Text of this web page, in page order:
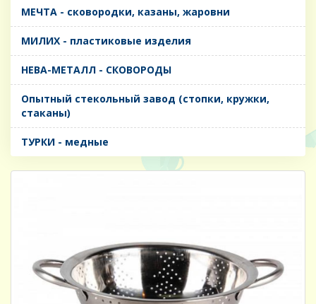
МЕЧТА - сковородки, казаны, жаровни
МИЛИХ - пластиковые изделия
НЕВА-МЕТАЛЛ - СКОВОРОДЫ
Опытный стекольный завод (стопки, кружки,
стаканы)
ТУРКИ - медные